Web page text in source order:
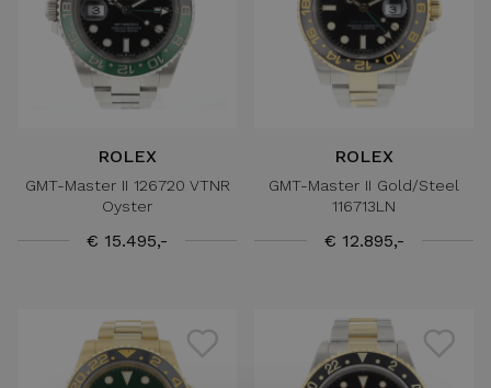
ROLEX
GMT-Master II 126720 VTNR
Oyster
€ 15.495,-
ROLEX
GMT-Master II Gold/Steel
116713LN
€ 12.895,-